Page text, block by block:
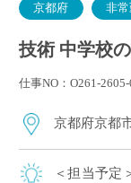
京都府 非
技術 中学校
仕事NO：O261-
京都府京都
＜担当予定